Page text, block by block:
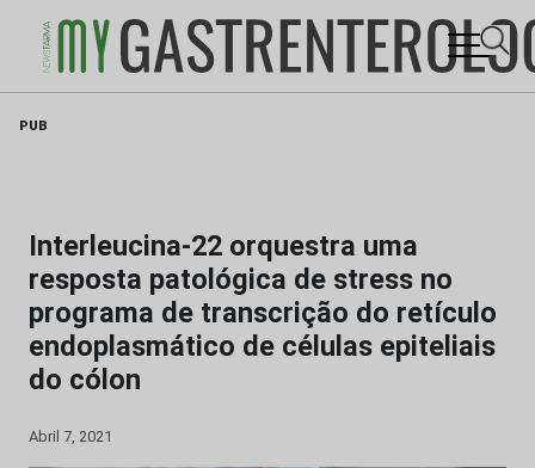
PUB
Interleucina-22 orquestra uma
resposta patológica de stress no
programa de transcrição do retículo
endoplasmático de células epiteliais
do cólon
Abril 7, 2021